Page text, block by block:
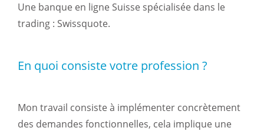
Une banque en ligne Suisse spécialisée dans le
trading : Swissquote.
En quoi consiste votre profession ?
Mon travail consiste à implémenter concrètement
des demandes fonctionnelles, cela implique une